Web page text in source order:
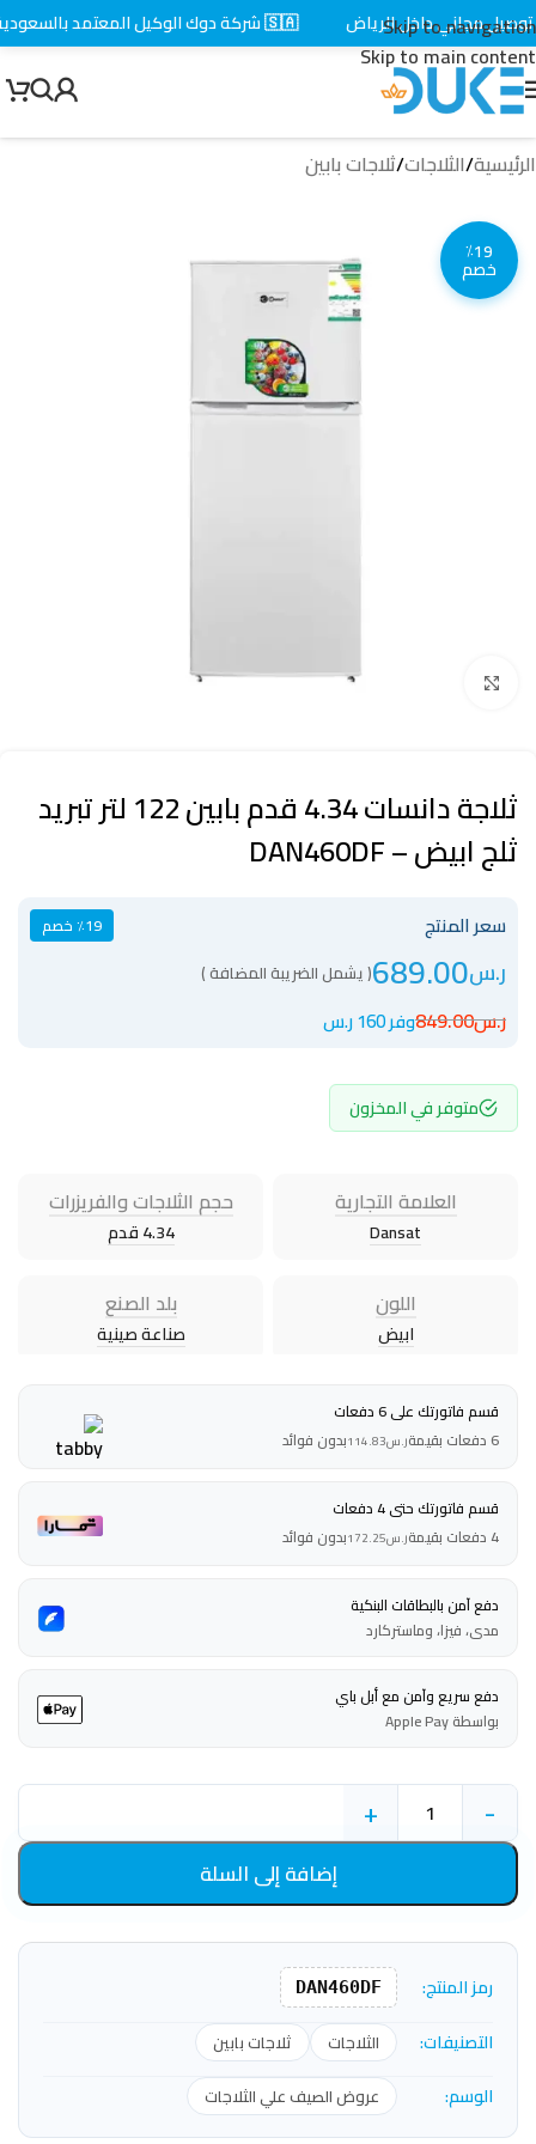
Skip to navigation
Skip to main content
الرئيسية/الثلاجات/ثلاجات بابين
٪19
خصم
Click to enlarge
ثلاجة دانسات 4.34 قدم بابين 122 لتر تبريد
ثلج ابيض – DAN460DF
سعر المنتج ٪19 خصم
ر.س689.00( يشمل الضريبة المضافة )
ر.س849.00وفر 160 ر.س
متوفر في المخزون
العلامة التجارية
Dansat
حجم الثلاجات والفريزرات
4.34 قدم
اللون
ابيض
بلد الصنع
صناعة صينية
قسم فاتورتك على 6 دفعات
6 دفعات بقيمة
ر.س114.83بدون فوائد
قسم فاتورتك حتى 4 دفعات
4 دفعات بقيمة
ر.س172.25بدون فوائد
دفع آمن بالبطاقات البنكية
مدى، فيزا، وماستركارد
دفع سريع وآمن مع أبل باي
بواسطة Apple Pay
-
+
إضافة إلى السلة
رمز المنتج: DAN460DF
التصنيفات: الثلاجات ثلاجات بابين
الوسم: عروض الصيف علي الثلاجات
مجاني داخل الرياض 🇸🇦 شركة دوك الوكيل المعتمد بالسعودية